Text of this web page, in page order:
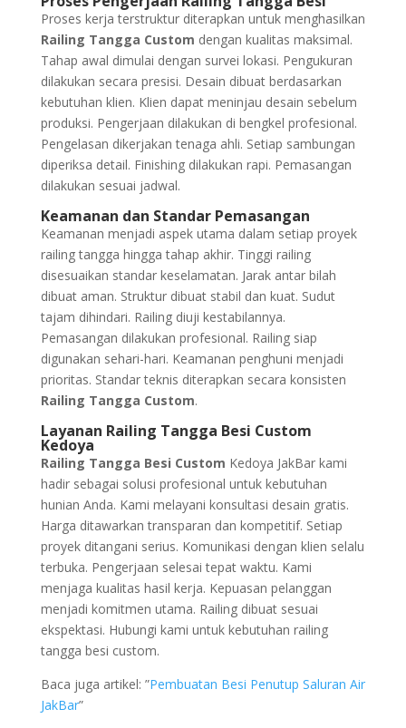
Proses kerja terstruktur diterapkan untuk menghasilkan
Railing Tangga Custom dengan kualitas maksimal.
Tahap awal dimulai dengan survei lokasi. Pengukuran
dilakukan secara presisi. Desain dibuat berdasarkan
kebutuhan klien. Klien dapat meninjau desain sebelum
produksi. Pengerjaan dilakukan di bengkel profesional.
Pengelasan dikerjakan tenaga ahli. Setiap sambungan
diperiksa detail. Finishing dilakukan rapi. Pemasangan
dilakukan sesuai jadwal.
Keamanan dan Standar Pemasangan
Keamanan menjadi aspek utama dalam setiap proyek
railing tangga hingga tahap akhir. Tinggi railing
disesuaikan standar keselamatan. Jarak antar bilah
dibuat aman. Struktur dibuat stabil dan kuat. Sudut
tajam dihindari. Railing diuji kestabilannya.
Pemasangan dilakukan profesional. Railing siap
digunakan sehari-hari. Keamanan penghuni menjadi
prioritas. Standar teknis diterapkan secara konsisten
Railing Tangga Custom.
Layanan Railing Tangga Besi Custom
Kedoya
Railing Tangga Besi Custom Kedoya JakBar kami
hadir sebagai solusi profesional untuk kebutuhan
hunian Anda. Kami melayani konsultasi desain gratis.
Harga ditawarkan transparan dan kompetitif. Setiap
proyek ditangani serius. Komunikasi dengan klien selalu
terbuka. Pengerjaan selesai tepat waktu. Kami
menjaga kualitas hasil kerja. Kepuasan pelanggan
menjadi komitmen utama. Railing dibuat sesuai
ekspektasi. Hubungi kami untuk kebutuhan railing
tangga besi custom.
Baca juga artikel: ”Pembuatan Besi Penutup Saluran Air
JakBar”